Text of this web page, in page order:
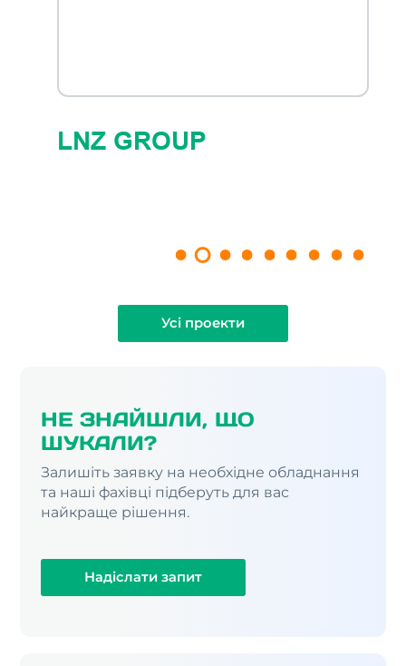
LNZ GROUP
Усі проекти
НЕ ЗНАЙШЛИ, ЩО
ШУКАЛИ?
Залишіть заявку на необхідне обладнання
та наші фахівці підберуть для вас
найкраще рішення.
Надіслати запит